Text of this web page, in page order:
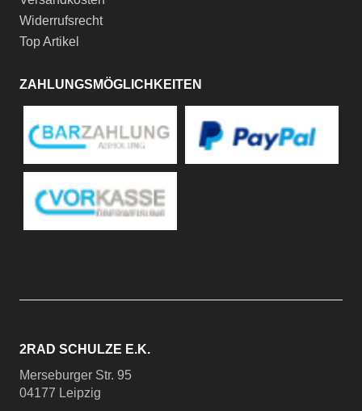
Widerrufsrecht
Top Artikel
ZAHLUNGSMÖGLICHKEITEN
2RAD SCHULZE E.K.
Merseburger Str. 95
04177 Leipzig